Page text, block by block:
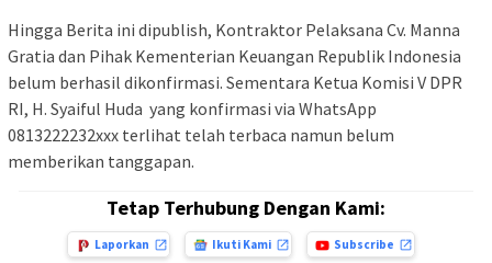
Hingga Berita ini dipublish, Kontraktor Pelaksana Cv. Manna
Gratia dan Pihak Kementerian Keuangan Republik Indonesia
belum berhasil dikonfirmasi. Sementara Ketua Komisi V DPR
RI, H. Syaiful Huda yang konfirmasi via WhatsApp
0813222232xxx terlihat telah terbaca namun belum
memberikan tanggapan.
Tetap Terhubung Dengan Kami:
Laporkan Ikuti Kami Subscribe